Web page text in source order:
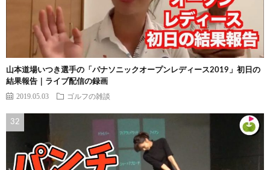
山本道場いつき選手の「パナソニックオープンレディース2019」初日の
結果報告｜ライブ配信の録画
2019.05.03 ゴルフの雑談